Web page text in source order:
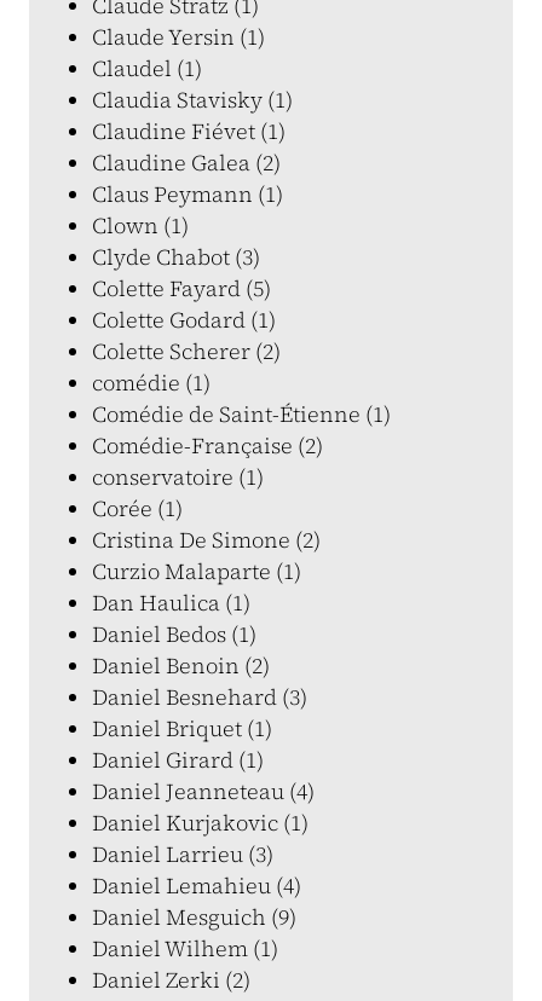
Claude Yersin (1)
Claudel (1)
Claudia Stavisky (1)
Claudine Fiévet (1)
Claudine Galea (2)
Claus Peymann (1)
Clown (1)
Clyde Chabot (3)
Colette Fayard (5)
Colette Godard (1)
Colette Scherer (2)
comédie (1)
Comédie de Saint-Étienne (1)
Comédie-Française (2)
conservatoire (1)
Corée (1)
Cristina De Simone (2)
Curzio Malaparte (1)
Dan Haulica (1)
Daniel Bedos (1)
Daniel Benoin (2)
Daniel Besnehard (3)
Daniel Briquet (1)
Daniel Girard (1)
Daniel Jeanneteau (4)
Daniel Kurjakovic (1)
Daniel Larrieu (3)
Daniel Lemahieu (4)
Daniel Mesguich (9)
Daniel Wilhem (1)
Daniel Zerki (2)